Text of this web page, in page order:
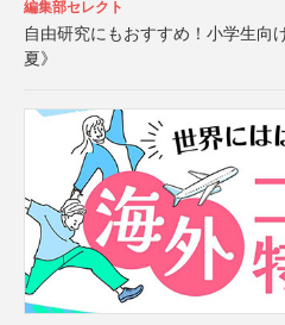
編集部セレクト
自由研究にもおすすめ！小学生向
夏》